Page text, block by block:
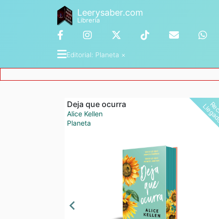
Leerysaber.com
Librería
Editorial: Planeta ×
Deja que ocurra
Alice Kellen
Planeta